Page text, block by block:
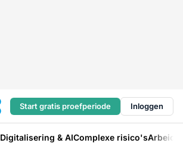
Start gratis proefperiode Inloggen
Digitalisering & AIComplexe risico's